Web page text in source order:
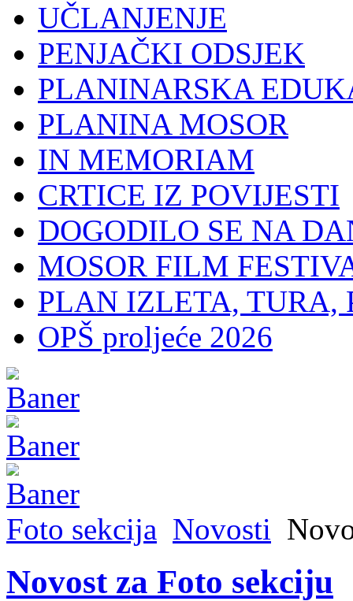
UČLANJENJE
PENJAČKI ODSJEK
PLANINARSKA
PLANINA MOSOR
IN MEMORIAM
CRTICE IZ POVIJESTI
DOGODILO SE NA
MOSOR FILM
PLAN IZLETA, TURA,
OPŠ proljeće 2026
Foto sekcija Novosti
Novost za Foto sekciju